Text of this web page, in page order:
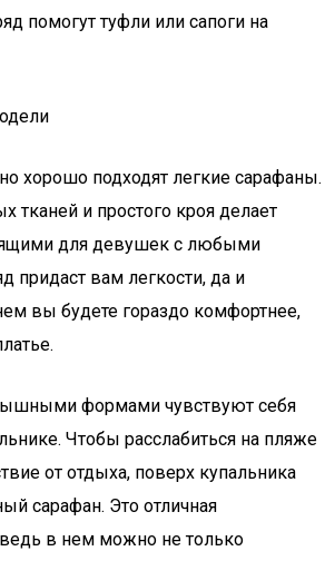
помогут туфли или сапоги на
хорошо подходят легкие сарафаны.
тканей и простого кроя делает
для девушек с любыми
придаст вам легкости, да и
вы будете гораздо комфортнее,
формами чувствуют себя
Чтобы расслабиться на пляже
от отдыха, поверх купальника
сарафан. Это отличная
ведь в нем можно не только